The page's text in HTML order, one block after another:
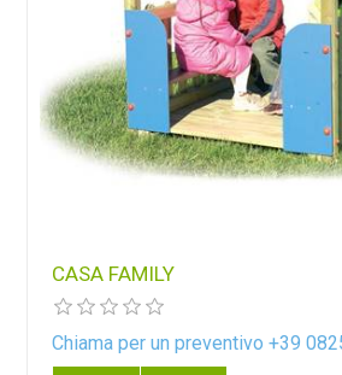
CASA FAMILY
Chiama per un preventivo +39